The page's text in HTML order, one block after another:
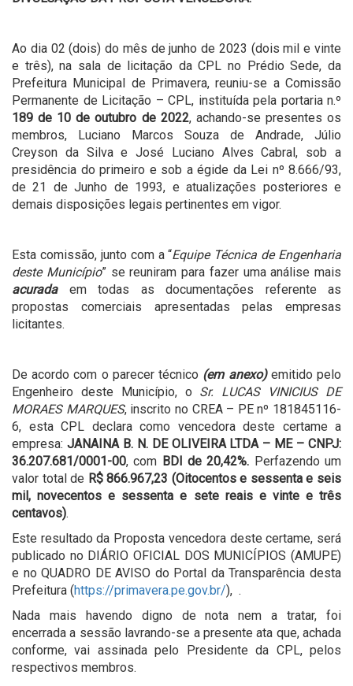
Ao dia 02 (dois) do mês de junho de 2023 (dois mil e vinte
e três), na sala de licitação da CPL no Prédio Sede, da
Prefeitura Municipal de Primavera, reuniu-se a Comissão
Permanente de Licitação – CPL, instituída pela portaria n.º
189 de 10 de outubro de 2022, achando-se presentes os
membros, Luciano Marcos Souza de Andrade, Júlio
Creyson da Silva e José Luciano Alves Cabral, sob a
presidência do primeiro e sob a égide da Lei nº 8.666/93,
de 21 de Junho de 1993, e atualizações posteriores e
demais disposições legais pertinentes em vigor.
Esta comissão, junto com a “Equipe Técnica de Engenharia
deste Município” se reuniram para fazer uma análise mais
acuradaem todas as documentações referente as
propostas comerciais apresentadas pelas empresas
licitantes.
De acordo com o parecer técnico (em anexo)emitido pelo
Engenheiro deste Município, o Sr. LUCAS VINICIUS DE
MORAES MARQUES, inscrito no CREA – PE nº 181845116-
6, esta CPL declara como vencedora deste certame a
empresa: JANAINA B. N. DE OLIVEIRA LTDA – ME – CNPJ:
36.207.681/0001-00, com BDI de 20,42%. Perfazendo um
valor total de R$ 866.967,23 (Oitocentos e sessenta e seis
mil, novecentos e sessenta e sete reais e vinte e três
centavos).
Este resultado da Proposta vencedora deste certame, será
publicado no DIÁRIO OFICIAL DOS MUNICÍPIOS (AMUPE)
e no QUADRO DE AVISO do Portal da Transparência desta
Prefeitura (https://primavera.pe.gov.br/), .
Nada mais havendo digno de nota nem a tratar, foi
encerrada a sessão lavrando-se a presente ata que, achada
conforme, vai assinada pelo Presidente da CPL, pelos
respectivos membros.